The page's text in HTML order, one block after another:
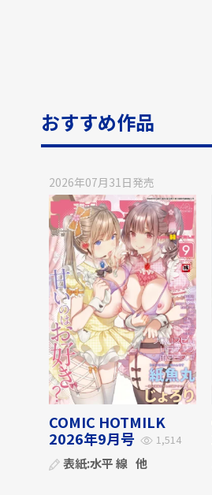
おすすめ作品
2026年07月31日発売
COMIC HOTMILK
2026年9月号
1,514
表紙:水平 線 他